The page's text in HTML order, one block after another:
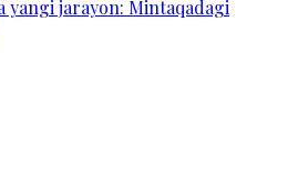
yangi jarayon: Mintaqadagi